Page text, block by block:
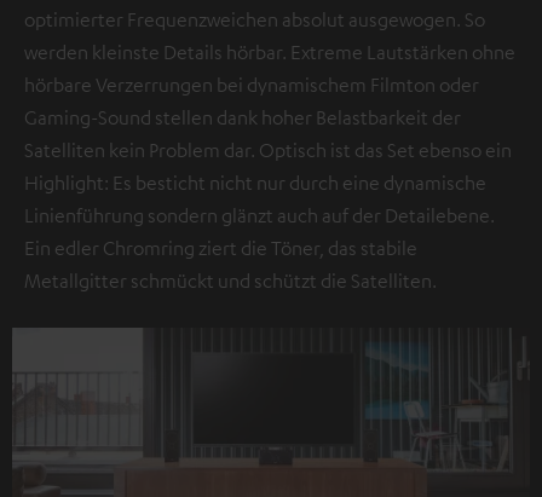
optimierter Frequenzweichen absolut ausgewogen. So
werden kleinste Details hörbar. Extreme Lautstärken ohne
hörbare Verzerrungen bei dynamischem Filmton oder
Gaming-Sound stellen dank hoher Belastbarkeit der
Satelliten kein Problem dar. Optisch ist das Set ebenso ein
Highlight: Es besticht nicht nur durch eine dynamische
Linienführung sondern glänzt auch auf der Detailebene.
Ein edler Chromring ziert die Töner, das stabile
Metallgitter schmückt und schützt die Satelliten.